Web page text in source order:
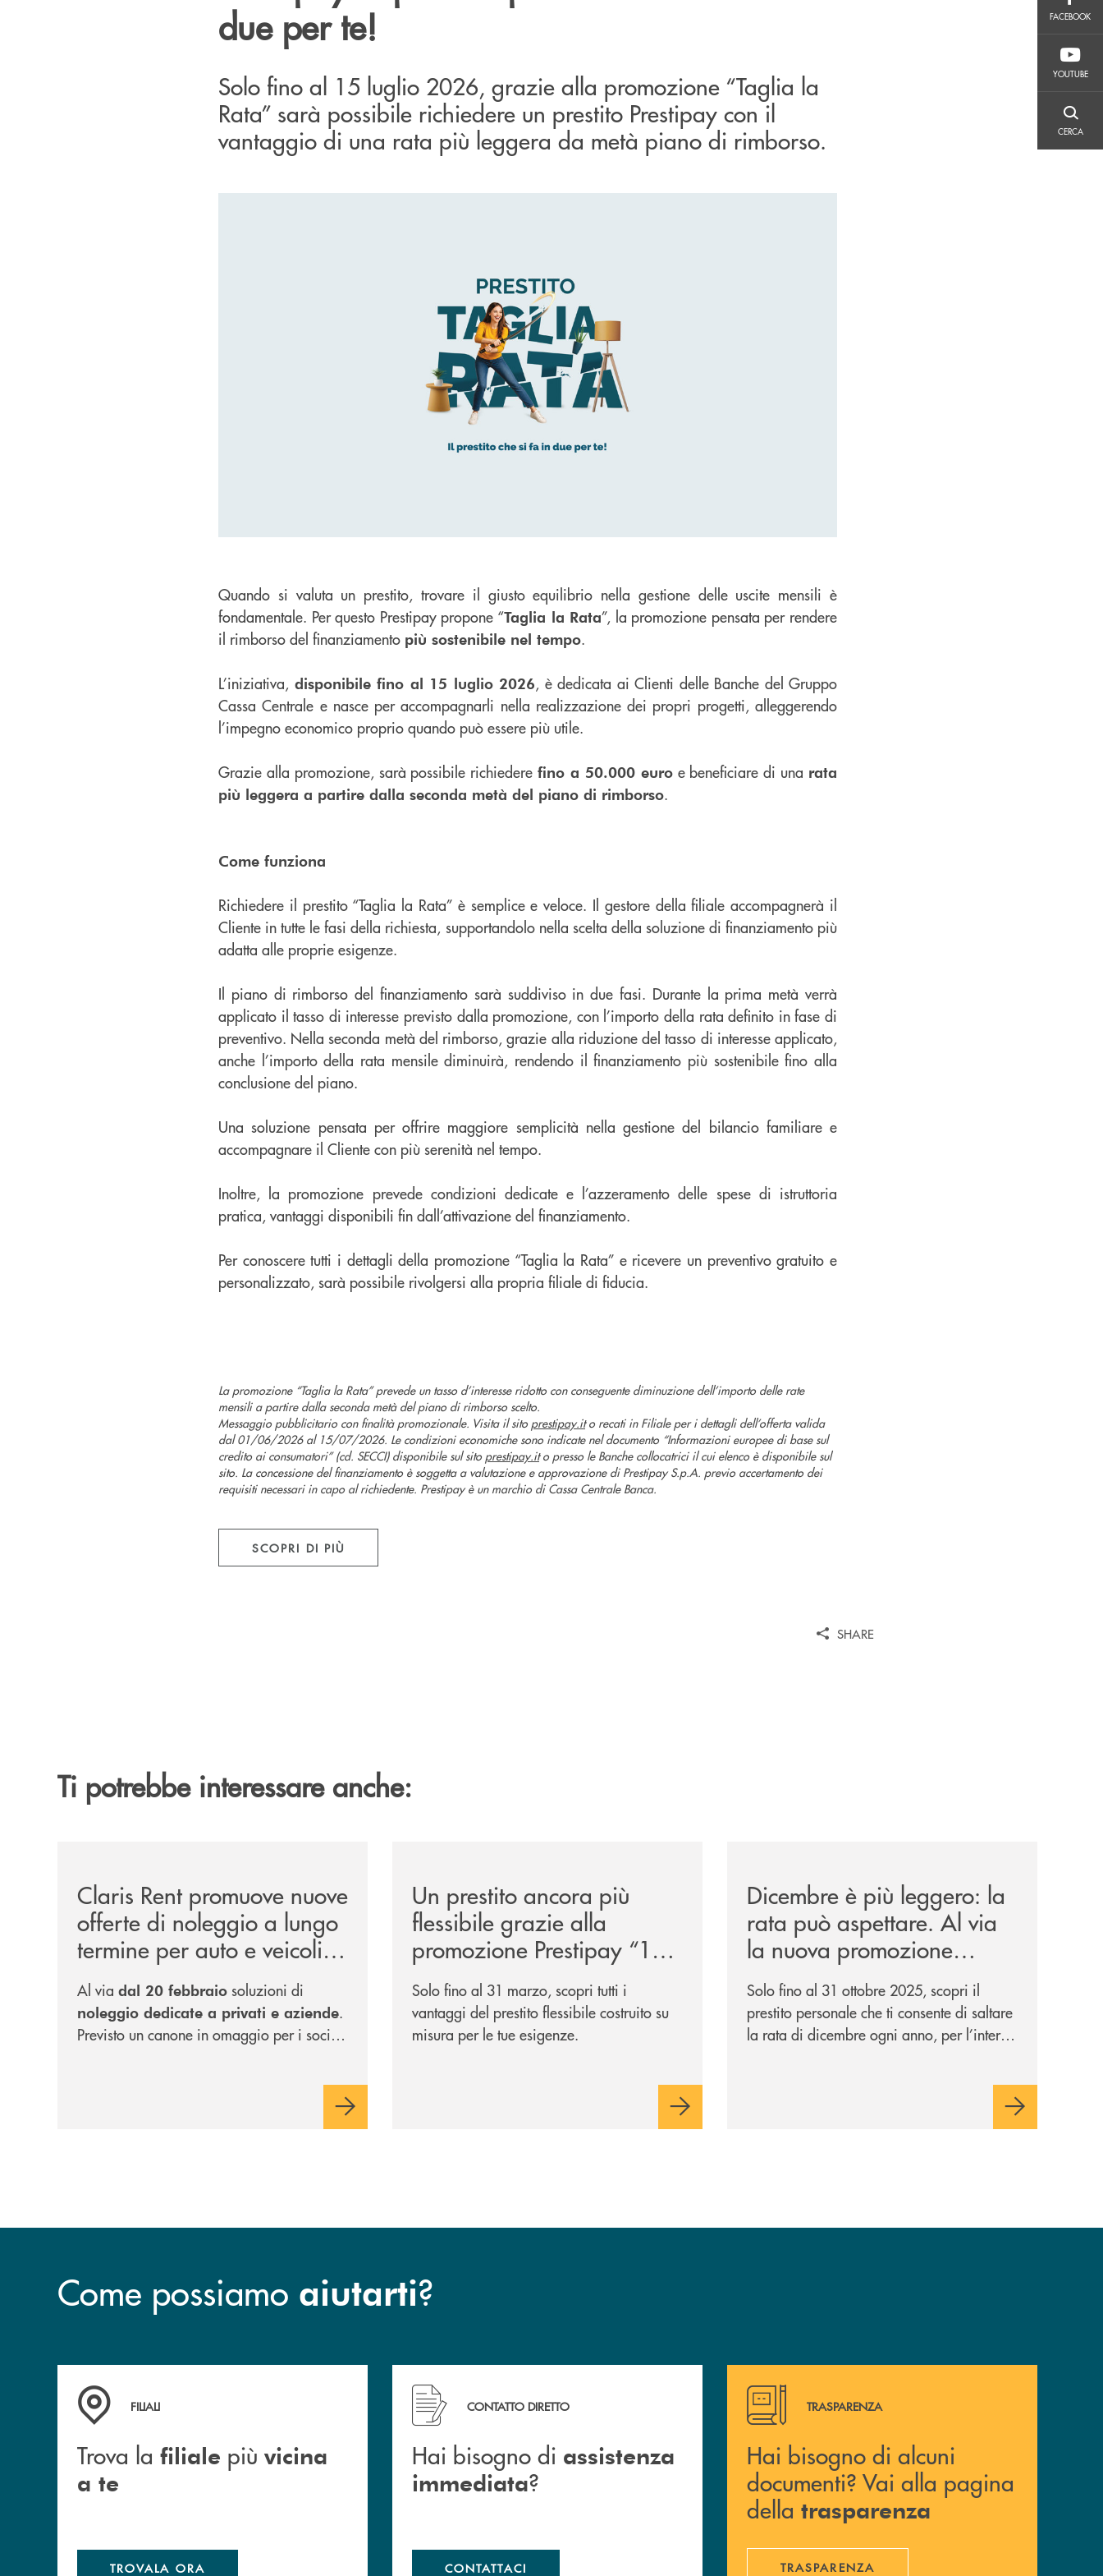
FACEBOOK
YOUTUBE
CERCA
due per te!
Solo fino al 15 luglio 2026, grazie alla promozione “Taglia la
Rata” sarà possibile richiedere un prestito Prestipay con il
vantaggio di una rata più leggera da metà piano di rimborso.
Quando si valuta un prestito, trovare il giusto equilibrio nella gestione delle uscite mensili è
fondamentale. Per questo Prestipay propone “Taglia la Rata”, la promozione pensata per rendere
il rimborso del finanziamento più sostenibile nel tempo.
L’iniziativa, disponibile fino al 15 luglio 2026, è dedicata ai Clienti delle Banche del Gruppo
Cassa Centrale e nasce per accompagnarli nella realizzazione dei propri progetti, alleggerendo
l’impegno economico proprio quando può essere più utile.
Grazie alla promozione, sarà possibile richiederefino a 50.000 euroe beneficiare di una rata
più leggera a partire dalla seconda metà del piano di rimborso.
Come funziona
Richiedere il prestito “Taglia la Rata” è semplice e veloce. Il gestore della filiale accompagnerà il
Cliente in tutte le fasi della richiesta, supportandolo nella scelta della soluzione di finanziamento più
adatta alle proprie esigenze.
Il piano di rimborso del finanziamento sarà suddiviso in due fasi. Durante la prima metà verrà
applicato il tasso di interesse previsto dalla promozione, con l’importo della rata definito in fase di
preventivo. Nella seconda metà del rimborso, grazie alla riduzione del tasso di interesse applicato,
anche l’importo della rata mensile diminuirà, rendendo il finanziamento più sostenibile fino alla
conclusione del piano.
Una soluzione pensata per offrire maggiore semplicità nella gestione del bilancio familiare e
accompagnare il Cliente con più serenità nel tempo.
Inoltre, la promozione prevede condizioni dedicate e l’azzeramento delle spese di istruttoria
pratica, vantaggi disponibili fin dall’attivazione del finanziamento.
Per conoscere tutti i dettagli della promozione “Taglia la Rata” e ricevere un preventivo gratuito e
personalizzato, sarà possibile rivolgersi alla propria filiale di fiducia.
La promozione “Taglia la Rata” prevede un tasso d’interesse ridotto con conseguente diminuzione dell’importo delle rate
mensili a partire dalla seconda metà del piano di rimborso scelto.
Messaggio pubblicitario con finalità promozionale. Visita il sito prestipay.ito recati in Filiale per i dettagli dell’offerta valida
dal 01/06/2026 al 15/07/2026. Le condizioni economiche sono indicate nel documento “Informazioni europee di base sul
credito ai consumatori” (cd. SECCI) disponibile sul sito prestipay.ito presso le Banche collocatrici il cui elenco è disponibile sul
sito. La concessione del finanziamento è soggetta a valutazione e approvazione di Prestipay S.p.A. previo accertamento dei
requisiti necessari in capo al richiedente. Prestipay è un marchio di Cassa Centrale Banca.
SCOPRI DI PIÙ
SHARE
Ti potrebbe interessare anche:
Claris Rent promuove nuove
offerte di noleggio a lungo
termine per auto e veicoli
commerciali
Al via dal 20 febbraio soluzioni di
noleggio dedicate a privati e aziende.
Previsto un canone in omaggio per i soci
Un prestito ancora più
flessibile grazie alla
promozione Prestipay “110
Volte Su Misura per Te!”
Solo fino al 31 marzo, scopri tutti i
vantaggi del prestito flessibile costruito su
misura per le tue esigenze.
Dicembre è più leggero: la
rata può aspettare. Al via
la nuova promozione
“Salta la Rata” di
Prestipay.
Solo fino al 31 ottobre 2025, scopri il
prestito personale che ti consente di saltare
la rata di dicembre ogni anno, per l’intera
premia”, ottieni un prestito Prestipay e puoi
Come possiamo aiutarti?
Trova la filiale più vicina a te
FILIALI
Trova la filiale più vicina
a te
TROVALA ORA
Hai bisogno di assistenza immediata ?
CONTATTO DIRETTO
Hai bisogno di assistenza
immediata?
CONTATTACI
Hai bisogno di alcuni documenti? Vai alla pagina della
TRASPARENZA
Hai bisogno di alcuni
documenti? Vai alla pagina
della trasparenza
TRASPARENZA